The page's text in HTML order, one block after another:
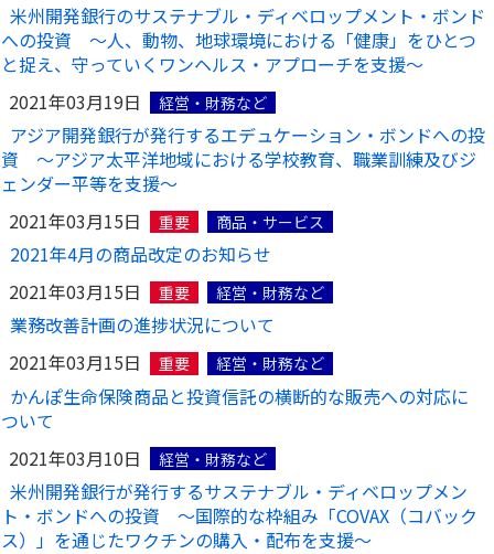
お手続き一覧
きっかけ・できごとから探す
マイページでできること
新規登録
ログイン
ご契約内容の確認
お客さまに関する情報等の確認の取り組み
終身保険
養老保険
定期保険
学資保険
長寿支援保険
お見積りシミュレーション
資料請求
保険の探し方のポイント
これからのライフイベントでかかる費用とは？
法人のお客さま向け商品一覧
目的から探す
お役立ち情報
かんぽ生命の団体取扱い
法人向け資料請求
お問い合わせ先
かんぽのLifeサポートナビ
保険
医療
お金
子育て
ライフプラン
健康情報
かんぽ生命について
かんぽ生命について
ご挨拶
経営理念・経営戦略
会社概要
財務情報
株主・投資家のみなさまへ
日本郵政グループとしての取り組み
CM・オウンドメディア／ソーシャルメディア
よくあるご質問
お問い合わせ
サステナビリティ
株主・投資家のみなさまへ
採用情報
English
米州開発銀行のサステナブル・ディベロップメント・ボンド
への投資 ～人、動物、地球環境における「健康」をひとつ
と捉え、守っていくワンヘルス・アプローチを支援～
2021年03月19日
経営・財務など
アジア開発銀行が発行するエデュケーション・ボンドへの投
資 ～アジア太平洋地域における学校教育、職業訓練及びジ
ェンダー平等を支援～
2021年03月15日
重要 商品・サービス
2021年4月の商品改定のお知らせ
2021年03月15日
重要 経営・財務など
業務改善計画の進捗状況について
2021年03月15日
重要 経営・財務など
かんぽ生命保険商品と投資信託の横断的な販売への対応に
ついて
2021年03月10日
経営・財務など
米州開発銀行が発行するサステナブル・ディベロップメン
ト・ボンドへの投資 ～国際的な枠組み「COVAX（コバック
ス）」を通じたワクチンの購入・配布を支援～